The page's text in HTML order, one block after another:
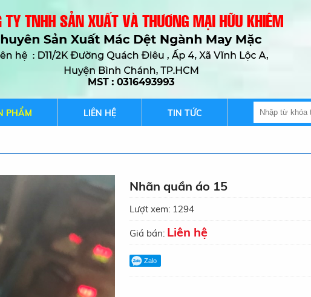
PHẨM LIÊN HỆ TIN TỨC
Nhãn quần áo 15
Lượt xem: 1294
Giá bán: Liên hệ
Zalo